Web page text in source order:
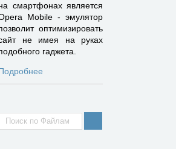
смартфонах является
Mobile - эмулятор
оптимизировать
не имея на руках
гаджета.